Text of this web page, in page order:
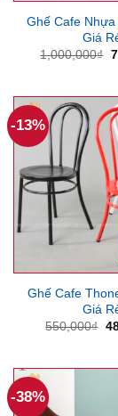
Ghế Cafe
Giá
1,000,000₫
-13%
Ghế Cafe
Giá
550,000₫
-38%